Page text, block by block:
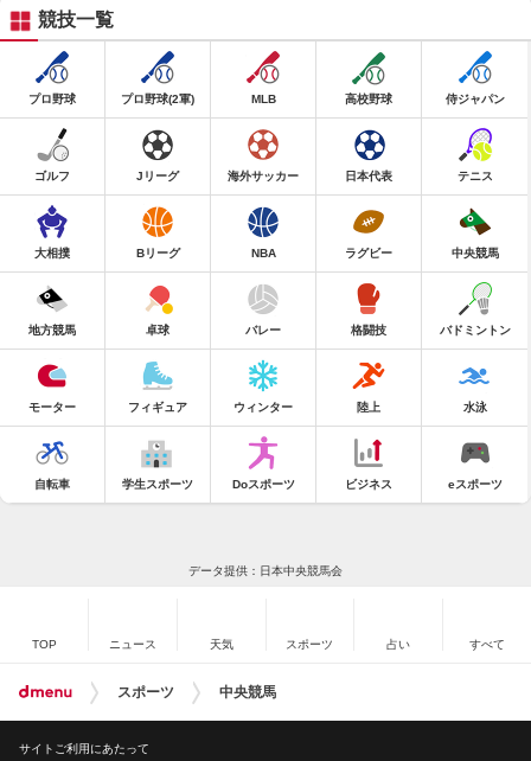
競技一覧
プロ野球 プロ野球(2軍) MLB 高校野球 侍ジャパン
ゴルフ Jリーグ 海外サッカー 日本代表 テニス
大相撲 Bリーグ NBA ラグビー 中央競馬
地方競馬 卓球 バレー 格闘技 バドミントン
モーター フィギュア ウィンター 陸上 水泳
自転車 学生スポーツ Doスポーツ ビジネス eスポーツ
データ提供：日本中央競馬会
TOP ニュース 天気 スポーツ 占い すべて
スポーツ 中央競馬
サイトご利用にあたって